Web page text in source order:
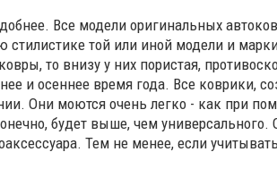
Все модели оригинальных
стилистике той или иной модели и
то внизу у них пористая,
и осеннее время года. Все коврики,
Они моются очень легко - как при
будет выше, чем
Тем не менее, если